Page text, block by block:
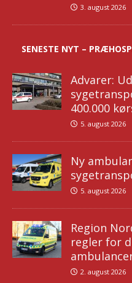
3. august 2026
SENESTE NYT –
Advarer:
400.000
5. august 2026
Ny
5. august 2026
Region
regler for
2. august 2026